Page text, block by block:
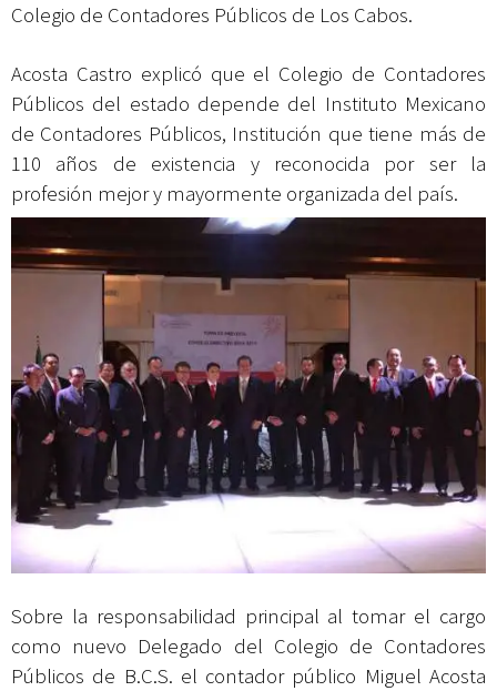
Colegio de Contadores Públicos de Los Cabos.
Acosta Castro explicó que el Colegio de Contadores
Públicos del estado depende del Instituto Mexicano
de Contadores Públicos, Institución que tiene más de
110 años de existencia y reconocida por ser la
profesión mejor y mayormente organizada del país.
Sobre la responsabilidad principal al tomar el cargo
como nuevo Delegado del Colegio de Contadores
Públicos de B.C.S. el contador público Miguel Acosta